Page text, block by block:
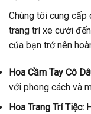
Chúng tôi cung cấp
trang trí xe cưới
của bạn trở nên
Hoa Cầm Tay Cô
với phong cách và
Hoa Trang Trí Tiệc: